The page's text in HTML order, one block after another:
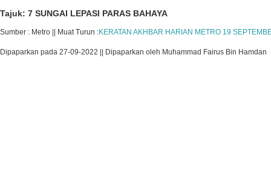
Tajuk: 7 SUNGAI LEPASI PARAS BAHAYA
Sumber : Metro || Muat Turun :KERATAN AKHBAR HARIAN METRO 19
Dipaparkan pada 27-09-2022 || Dipaparkan oleh Muhammad Fairus Bin Hamdan